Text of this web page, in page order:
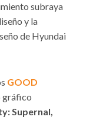
subraya
y la
de Hyundai
GOOD
gráfico
Supernal,